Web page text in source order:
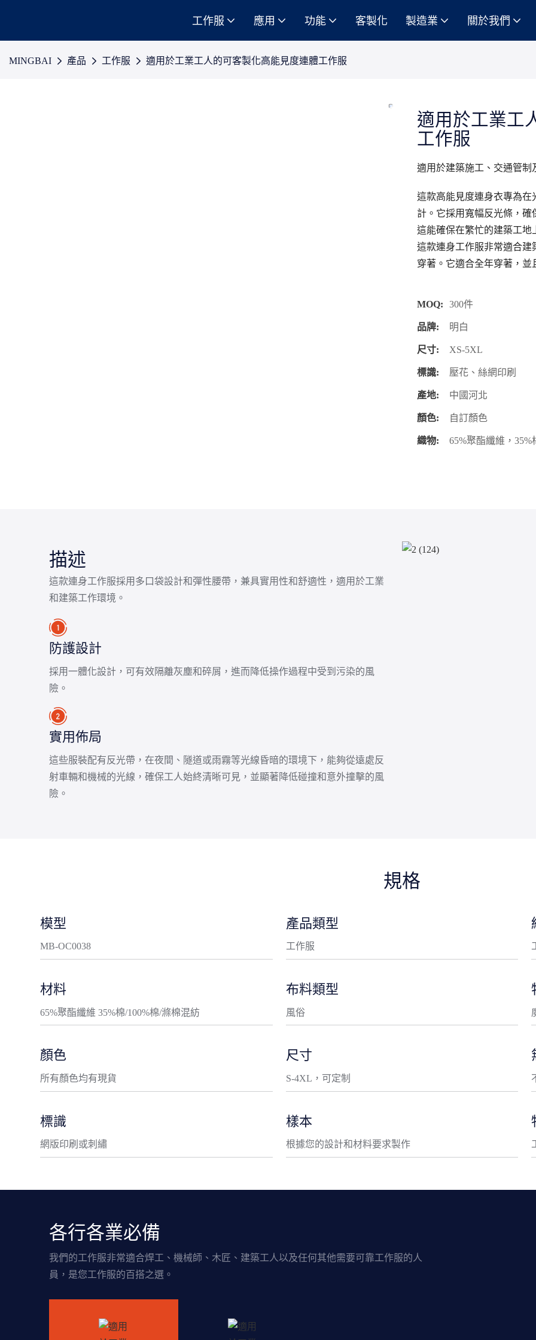
工作服 應用 功能 客製化 製造業 關於我們
MINGBAI 產品 工作服 適用於工業工人的可客製化高能見度連體工作服
適用於工業工
工作服
適用於建築施工、交通管制
這款高能見度連身衣專為
計。它採用寬幅反光條，
這能確保在繁忙的建築工
這款連身工作服非常適合
穿著。它適合全年穿著，
MOQ: 300件
品牌:
明白
尺寸:
XS-5XL
標識:
壓花、絲網印刷
產地:
中國河北
顏色:
自訂顏色
織物:
65%聚酯纖維，35%
描述
這款連身工作服採用多口袋設計和彈性腰帶，兼具實用性和舒適性，適用於工業
和建築工作環境。
防護設計
採用一體化設計，可有效隔離灰塵和碎屑，進而降低操作過程中受到污染的風
險。
實用佈局
這些服裝配有反光帶，在夜間、隧道或雨霧等光線昏暗的環境下，能夠從遠處反
射車輛和機械的光線，確保工人始終清晰可見，並顯著降低碰撞和意外撞擊的風
險。
規格
模型
MB-OC0038
產品類型
工作服
材料
65%聚酯纖維 35%棉/100%棉/滌棉混紡
布料類型
風俗
顏色
所有顏色均有現貨
尺寸
S-4XL，可定制
標識
網版印刷或刺繡
樣本
根據您的設計和材料要求製作
各行各業必備
我們的工作服非常適合焊工、機械師、木匠、建築工人以及任何其他需要可靠工作服的人
員，是您工作服的百搭之選。